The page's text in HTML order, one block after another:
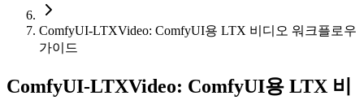
ComfyUI-LTXVideo: ComfyUI용 LTX 비디오 워크플로우
가이드
ComfyUI-LTXVideo: ComfyUI용 LTX 비